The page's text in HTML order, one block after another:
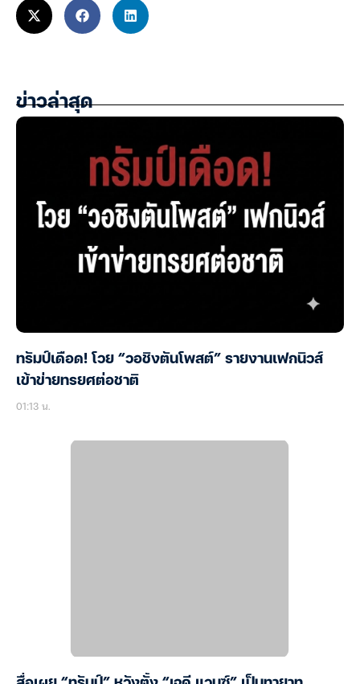
ข่าวล่าสุด
ทรัมป์เดือด! โวย “วอชิงตันโพสต์” รายงานเฟกนิวส์
เข้าข่ายทรยศต่อชาติ
01:13 น.